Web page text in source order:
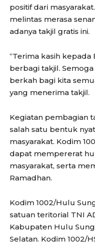
positif dari
melintas merasa
adanya takjil gratis ini.
“Terima kasih
berbagi takjil.
berkah bagi kita
yang menerima takjil.
Kegiatan pembagian
salah satu bentuk
masyarakat. Kodim
dapat mempererat
masyarakat, serta
Ramadhan.
Kodim 1002/Hulu
satuan teritorial TNI
Kabupaten Hulu
Selatan. Kodim 1002/